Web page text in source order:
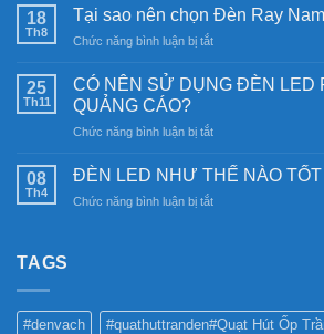
năng
mặt
Khám
nghệ
sáng
18
Th8
Tại sao nên chọn Đèn Ray
Chức năng bình luận bị tắtở
sao
Đèn
Nam
6SS-
25
Th11
CÓ NÊN SỬ DỤNG ĐÈN LED
QUẢNG CÁO?
Chức năng bình luận bị tắtở
NÊN
DỤNG
QUẢNG
08
Th4
ĐÈN LED NHƯ THẾ NÀO
Chức năng bình luận bị tắtở
TỐT
TAGS
#denvach #quathuttranden#Quạt Hút Ốp